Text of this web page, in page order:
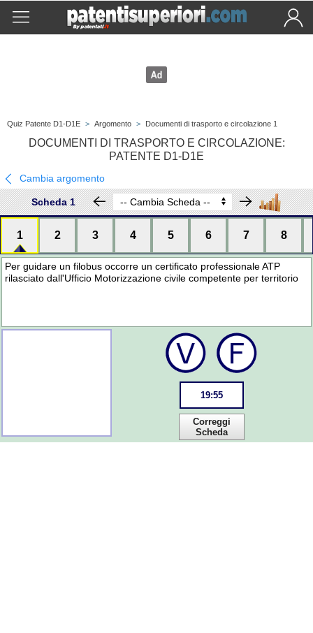
Quiz Patente D1-D1E > Argomento > Documenti di trasporto e circolazione 1
DOCUMENTI DI TRASPORTO E CIRCOLAZIONE:
PATENTE D1-D1E
Cambia argomento
Scheda 1
1 2 3 4 5 6 7 8
Per guidare un filobus occorre un certificato professionale ATP
rilasciato dall'Ufficio Motorizzazione civile competente per territorio
19:55
Correggi
Scheda